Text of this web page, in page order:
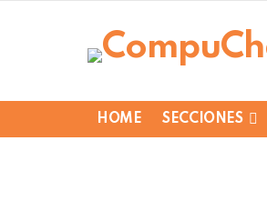
HOME SECCIONES